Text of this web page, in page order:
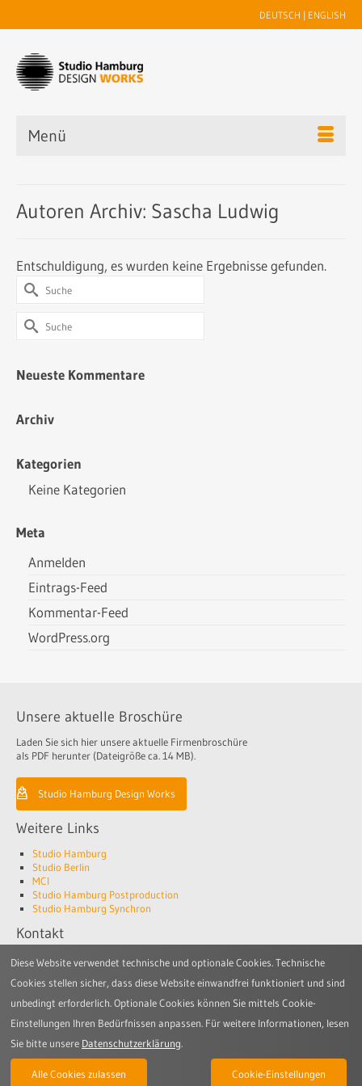
DEUTSCH | ENGLISH
Menü
Autoren Archiv: Sascha Ludwig
Entschuldigung, es wurden keine Ergebnisse gefunden.
Suche
nach:
Suche
nach:
Neueste Kommentare
Archiv
Kategorien
Keine Kategorien
Meta
Anmelden
Eintrags-Feed
Kommentar-Feed
WordPress.org
Unsere aktuelle Broschüre
Laden Sie sich hier unsere aktuelle Firmenbroschüre
als PDF herunter (Dateigröße ca. 14 MB).
Studio Hamburg Design Works
Weitere Links
Studio Hamburg
Studio Berlin
MCI
Studio Hamburg Postproduction
Studio Hamburg Synchron
Kontakt
Studio Hamburg Design Works GmbH
22045 Hamburg
Telefon: +49 (0)40 6688-3300
E-Mail:design-works@studio-hamburg.de
© 2026 Studio Hamburg Design Works | Impressum|Verhaltenskodex|AGB|
Datenschutz|Hinweis auf Regelverstoß
Diese Website verwendet technische und optionale Cookies. Technische
Cookies stellen sicher, dass diese Website einwandfrei funktioniert und sind
unbedingt erforderlich. Optionale Cookies können Sie mittels Cookie-
Einstellungen Ihren Bedürfnissen anpassen. Für weitere Informationen, lesen
Sie bitte unsere Datenschutzerklärung.
Alle Cookies zulassen Cookie-Einstellungen